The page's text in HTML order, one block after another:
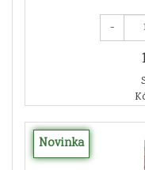
-
Novinka